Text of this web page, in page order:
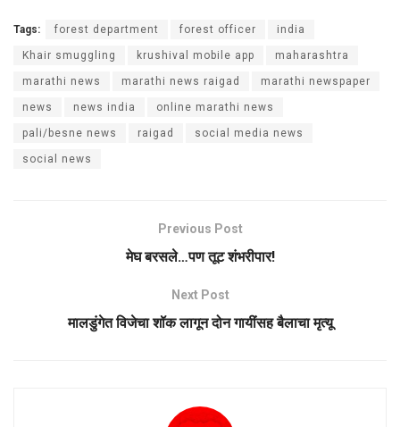
Tags: forest department forest officer india
Khair smuggling krushival mobile app maharashtra
marathi news marathi news raigad marathi newspaper
news news india online marathi news
pali/besne news raigad social media news
social news
Previous Post
मेघ बरसले…पण तूट शंभरीपार!
Next Post
मालडुंगेत विजेचा शॉक लागून दोन गायींसह बैलाचा मृत्यू